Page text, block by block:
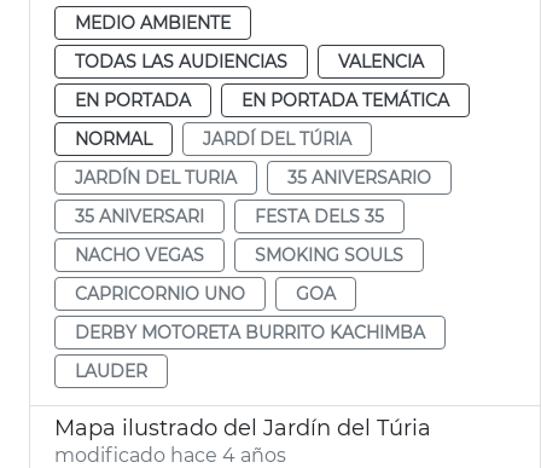
MEDIO AMBIENTE
TODAS LAS AUDIENCIAS
VALENCIA
EN PORTADA
EN PORTADA TEMÁTICA
NORMAL
JARDÍ DEL TÚRIA
JARDÍN DEL TURIA
35 ANIVERSARIO
35 ANIVERSARI
FESTA DELS 35
NACHO VEGAS
SMOKING SOULS
CAPRICORNIO UNO
GOA
DERBY MOTORETA BURRITO KACHIMBA
LAUDER
Mapa ilustrado del Jardín del Túria
modificado hace 4 años